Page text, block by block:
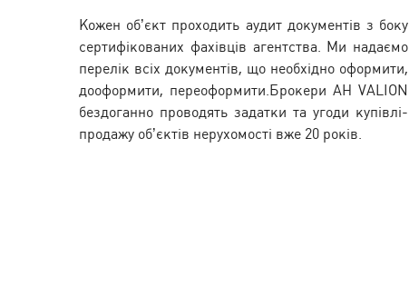
Кожен об’єкт проходить аудит документів з боку
сертифікованих фахівців агентства. Ми надаємо
перелік всіх документів, що необхідно оформити,
дооформити, переоформити.Брокери АН VALION
бездоганно проводять задатки та угоди купівлі-
продажу об’єктів нерухомості вже 20 років.